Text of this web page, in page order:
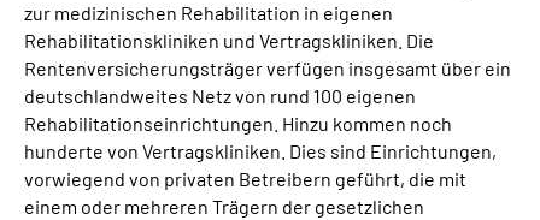
Mein Kundenportal
zur medizinischen Rehabilitation in eigenen
Rehabilitationskliniken und Vertragskliniken. Die
Rentenversicherungsträger verfügen insgesamt über ein
deutschlandweites Netz von rund 100 eigenen
Rehabilitationseinrichtungen. Hinzu kommen noch
hunderte von Vertragskliniken. Dies sind Einrichtungen,
vorwiegend von privaten Betreibern geführt, die mit
einem oder mehreren Trägern der gesetzlichen